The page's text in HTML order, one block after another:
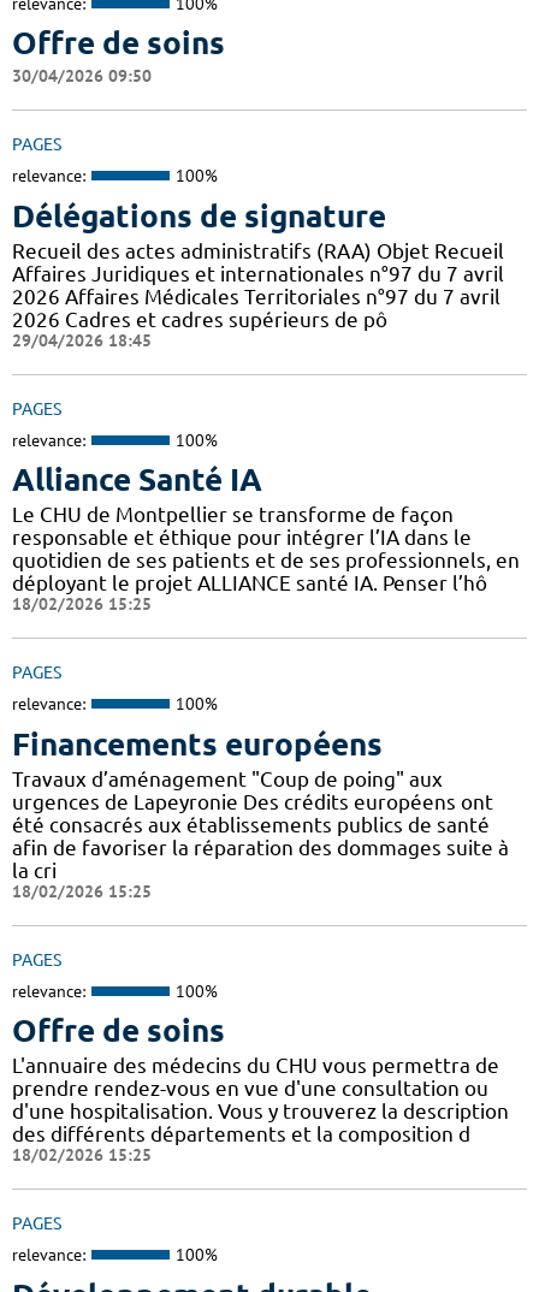
Offre de soins
30/04/2026 09:50
PAGES
relevance: 100%
Délégations de signature
Recueil des actes administratifs (RAA) Objet Recueil
Affaires Juridiques et internationales n°97 du 7 avril
2026 Affaires Médicales Territoriales n°97 du 7 avril
2026 Cadres et cadres supérieurs de pô
29/04/2026 18:45
PAGES
relevance: 100%
Alliance Santé IA
Le CHU de Montpellier se transforme de façon
responsable et éthique pour intégrer l’IA dans le
quotidien de ses patients et de ses professionnels, en
déployant le projet ALLIANCE santé IA. Penser l’hô
18/02/2026 15:25
PAGES
relevance: 100%
Financements européens
Travaux d’aménagement "Coup de poing" aux
urgences de Lapeyronie Des crédits européens ont
été consacrés aux établissements publics de santé
afin de favoriser la réparation des dommages suite à
la cri
18/02/2026 15:25
PAGES
relevance: 100%
Offre de soins
L'annuaire des médecins du CHU vous permettra de
prendre rendez-vous en vue d'une consultation ou
d'une hospitalisation. Vous y trouverez la description
des différents départements et la composition d
18/02/2026 15:25
PAGES
relevance: 100%